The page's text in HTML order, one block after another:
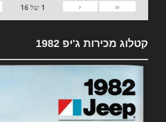
«
‹
1 של16
קטלוג מכירות ג'יפ 1982